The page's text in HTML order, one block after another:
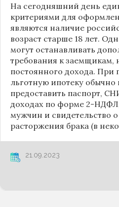
На сегодняшний день
критериями для
являются наличие
возраст старше 18 лет.
могут останавливать
требования к заемщикам,
постоянного дохода. При
льготную ипотеку
предоставить паспорт,
доходах по форме 2-
мужчин и свидетельство
расторжения брака (в
21.09.2023